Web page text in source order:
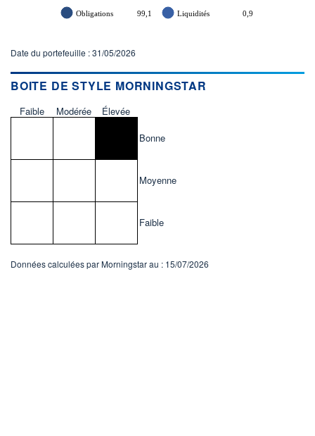
Obligations 99,1 Liquidités 0,9
Date du portefeuille : 31/05/2026
BOITE DE STYLE MORNINGSTAR
Faible Modérée
Élevée
Bonne
Moyenne
Faible
Données calculées par Morningstar au : 15/07/2026